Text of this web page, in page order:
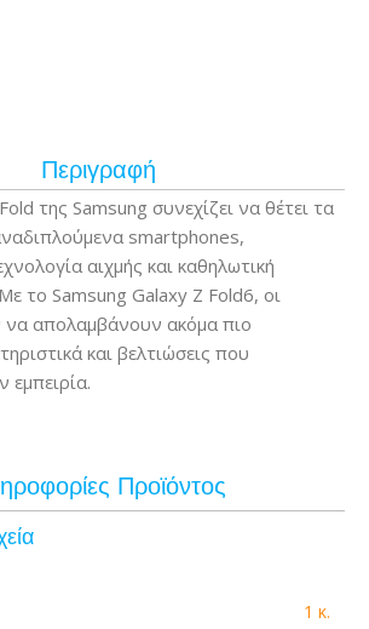
Περιγραφή
της Samsung συνεχίζει να θέτει τα
smartphones,
αιχμής και καθηλωτική
το Samsung Galaxy Z Fold6, οι
απολαμβάνουν ακόμα πιο
και βελτιώσεις που
εμπειρία.
Προϊόντος
1 κ.